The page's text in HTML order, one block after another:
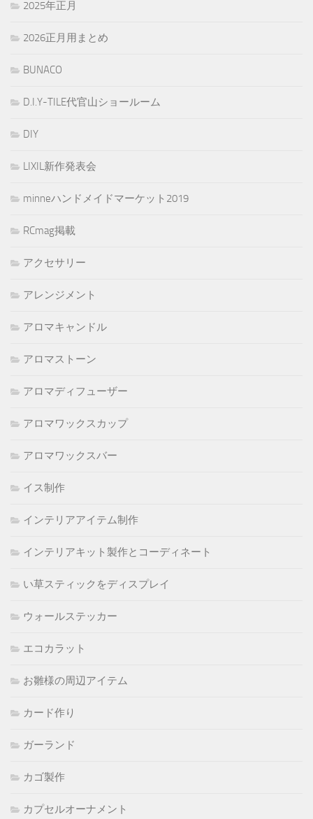
2025年正月
2026正月用まとめ
BUNACO
D.I.Y-TILE代官山ショールーム
DIY
LIXIL新作発表会
minneハンドメイドマーケット2019
RCmag掲載
アクセサリー
アレンジメント
アロマキャンドル
アロマストーン
アロマディフューザー
アロマワックスカップ
アロマワックスバー
イス制作
インテリアアイテム制作
インテリアキット製作とコーディネート
い草スティックをディスプレイ
ウォールステッカー
エコカラット
お雛様の周辺アイテム
カード作り
ガーランド
カゴ製作
カプセルオーナメント